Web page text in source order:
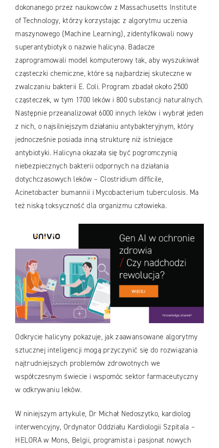
dokonanego przez naukowców z Massachusetts Institute
of Technology, którzy korzystając z algorytmu uczenia
maszynowego (Machine Learning), zidentyfikowali nowy
superantybiotyk o nazwie halicyna. Badacze
zaprogramowali model komputerowy tak, aby wyszukiwał
cząsteczki chemiczne, które są najbardziej skuteczne w
zwalczaniu bakterii E. Coli. Program zbadał około 2500
cząsteczek, w tym 1700 leków i 800 substancji naturalnych.
Następnie przeanalizował 6000 innych leków i wybrał jeden
z nich, o najsilniejszym działaniu antybakteryjnym, który
jednocześnie posiada inną strukturę niż istniejące
antybiotyki. Halicyna okazała się być pogromczynią
niebezpiecznych bakterii odpornych na działania
dotychczasowych leków – Clostridium difficile,
Acinetobacter bumannii i Mycobacterium tuberculosis. Ma
też niską toksyczność dla organizmu człowieka.
Odkrycie halicyny pokazuje, jak zaawansowane algorytmy
sztucznej inteligencji mogą przyczynić się do rozwiązania
najtrudniejszych problemów zdrowotnych we
współczesnym świecie i wspomóc sektor farmaceutyczny
w odkrywaniu leków.
W niniejszym artykule, Dr Michał Nedoszytko, kardiolog
interwencyjny, Ordynator Oddziału Kardiologii Szpitala –
HELORA w Mons, Belgii, programista i pasjonat nowych